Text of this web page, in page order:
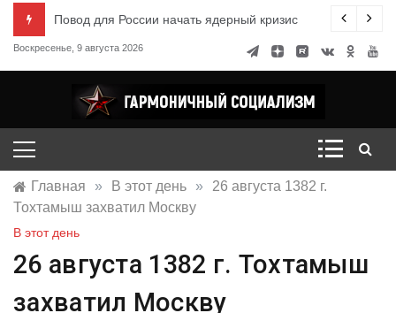
содержимому
Миронов
Повод для России начать ядерный кризис
Воскресенье, 9 августа 2026
Гармоничный социализм
портал движения
Главная » В этот день »
26 августа 1382 г.
Тохтамыш захватил Москву
В этот день
26 августа 1382 г. Тохтамыш
захватил Москву